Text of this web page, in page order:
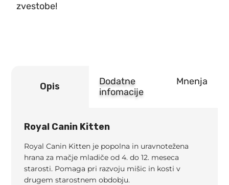
zvestobe!
Opis
Dodatne
infomacije
Mnenja
Royal Canin Kitten
Royal Canin Kitten je popolna in uravnotežena
hrana za mačje mladiče od 4. do 12. meseca
starosti. Pomaga pri razvoju mišic in kosti v
drugem starostnem obdobju.